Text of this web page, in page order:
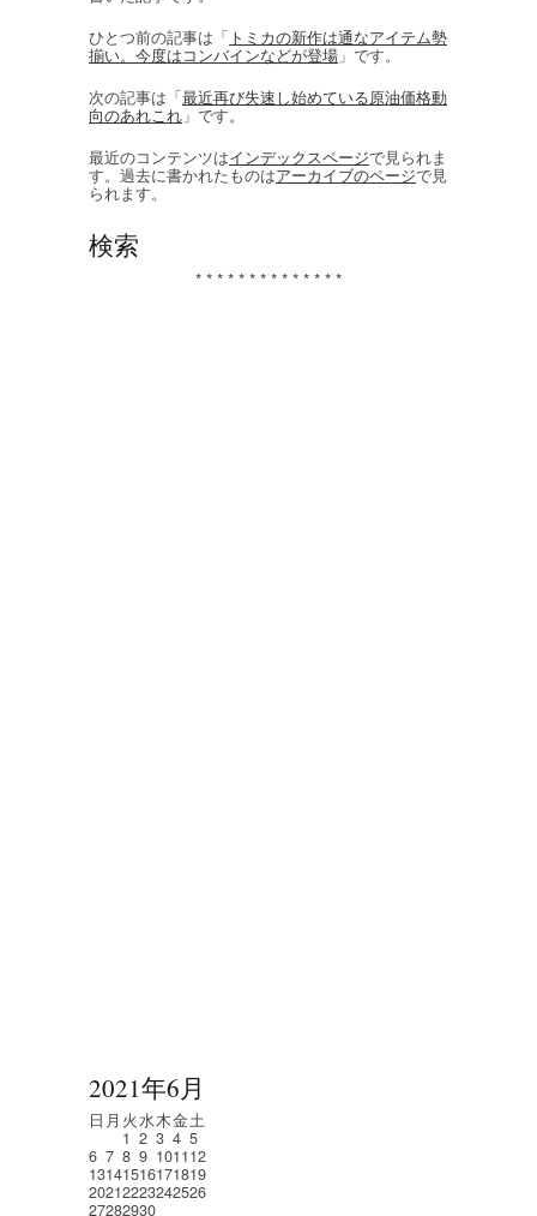
ひとつ前の記事は「 トミカの新作は通なアイテム勢
揃い。今度はコンバインなどが登場 」です。
次の記事は「最近再び失速し始めている原油価格動
向のあれこれ 」です。
最近のコンテンツはインデックスページで見られま
す。過去に書かれたものはアーカイブのページで見
られます。
検索
* * * * * * * * * * * * * *
2021年6月
日 月 火水木金土
1 2 3 4 5
6 7 8 9 101112
13141516171819
20212223242526
27282930